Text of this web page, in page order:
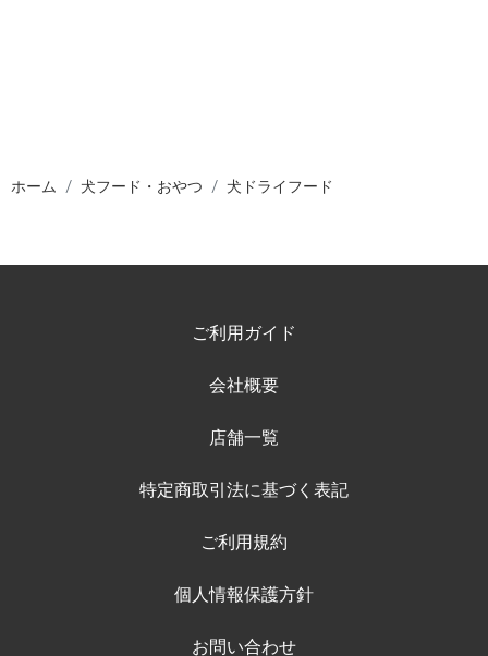
ホーム 犬フード・おやつ 犬ドライフード
ご利用ガイド
会社概要
店舗一覧
特定商取引法に基づく表記
ご利用規約
個人情報保護方針
お問い合わせ